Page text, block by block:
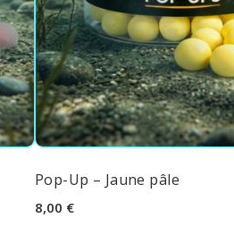
Pop-Up – Jaune pâle
8,00 €